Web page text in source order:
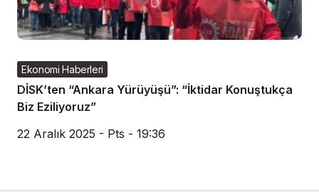
Ekonomi Haberleri
DİSK’ten “Ankara Yürüyüşü”: “İktidar Konuştukça
Biz Eziliyoruz”
22 Aralık 2025 - Pts - 19:36